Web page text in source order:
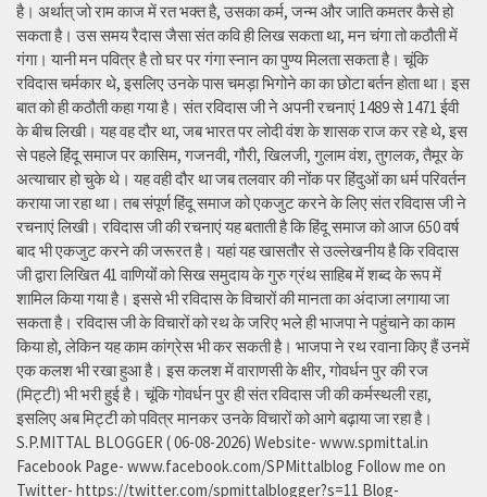
है। अर्थात् जो राम काज में रत भक्त है, उसका कर्म, जन्म और जाति कमतर कैसे हो
सकता है। उस समय रैदास जैसा संत कवि ही लिख सकता था, मन चंगा तो कठौती में
गंगा। यानी मन पवित्र है तो घर पर गंगा स्नान का पुण्य मिलता सकता है। चूंकि
रविदास चर्मकार थे, इसलिए उनके पास चमड़ा भिगोने का का छोटा बर्तन होता था। इस
बात को ही कठौती कहा गया है। संत रविदास जी ने अपनी रचनाएं 1489 से 1471 ईवी
के बीच लिखी। यह वह दौर था, जब भारत पर लोदी वंश के शासक राज कर रहे थे, इस
से पहले हिंदू समाज पर कासिम, गजनवी, गौरी, खिलजी, गुलाम वंश, तुगलक, तैमूर के
अत्याचार हो चुके थे। यह वही दौर था जब तलवार की नोंक पर हिंदुओं का धर्म परिवर्तन
कराया जा रहा था। तब संपूर्ण हिंदू समाज को एकजुट करने के लिए संत रविदास जी ने
रचनाएं लिखी। रविदास जी की रचनाएं यह बताती है कि हिंदू समाज को आज 650 वर्ष
बाद भी एकजुट करने की जरूरत है। यहां यह खासतौर से उल्लेखनीय है कि रविदास
जी द्वारा लिखित 41 वाणियोंं को सिख समुदाय के गुरु ग्रंथ साहिब में शब्द के रूप में
शामिल किया गया है। इससे भी रविदास के विचारों की मानता का अंदाजा लगाया जा
सकता है। रविदास जी के विचारों को रथ के जरिए भले ही भाजपा ने पहुंचाने का काम
किया हो, लेकिन यह काम कांग्रेस भी कर सकती है। भाजपा ने रथ रवाना किए हैं उनमें
एक कलश भी रखा हुआ है। इस कलश में वाराणसी के क्षीर, गोवर्धन पुर की रज
(मिट्टी) भी भरी हुई है। चूंकि गोवर्धन पुर ही संत रविदास जी की कर्मस्थली रहा,
इसलिए अब मिट्टी को पवित्र मानकर उनके विचारों को आगे बढ़ाया जा रहा है।
S.P.MITTAL BLOGGER ( 06-08-2026) Website- www.spmittal.in
Facebook Page- www.facebook.com/SPMittalblog Follow me on
Twitter- https://twitter.com/spmittalblogger?s=11 Blog-